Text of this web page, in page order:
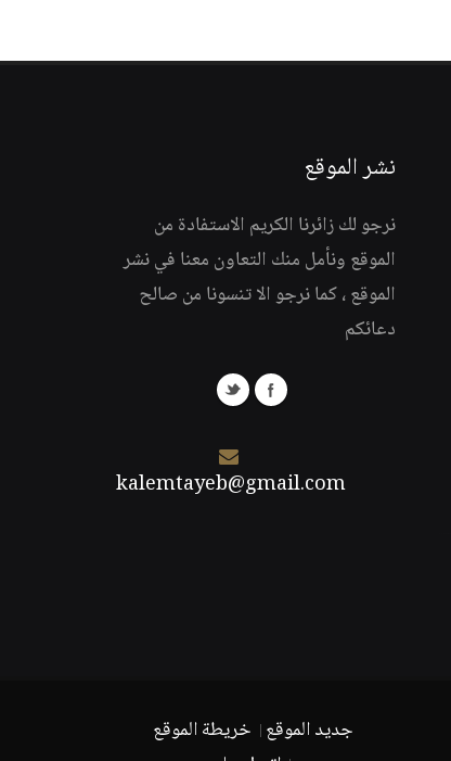
نشر الموقع
نرجو لك زائرنا الكريم الاستفادة من
الموقع ونأمل منك التعاون معنا في نشر
الموقع ، كما نرجو الا تنسونا من صالح
دعائكم
kalemtayeb@gmail.com
جديد الموقع خريطة الموقع